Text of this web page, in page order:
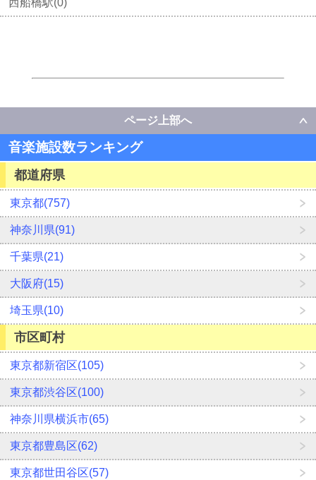
西船橋駅(0)
ページ上部へ
音楽施設数ランキング
都道府県
東京都(757)
神奈川県(91)
千葉県(21)
大阪府(15)
埼玉県(10)
市区町村
東京都新宿区(105)
東京都渋谷区(100)
神奈川県横浜市(65)
東京都豊島区(62)
東京都世田谷区(57)